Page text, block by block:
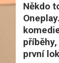
Někdo
první lok